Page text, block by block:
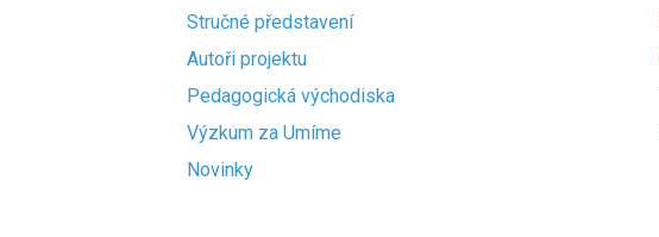
Stručné představení
Autoři projektu
Pedagogická východiska
Výzkum za Umíme
Novinky